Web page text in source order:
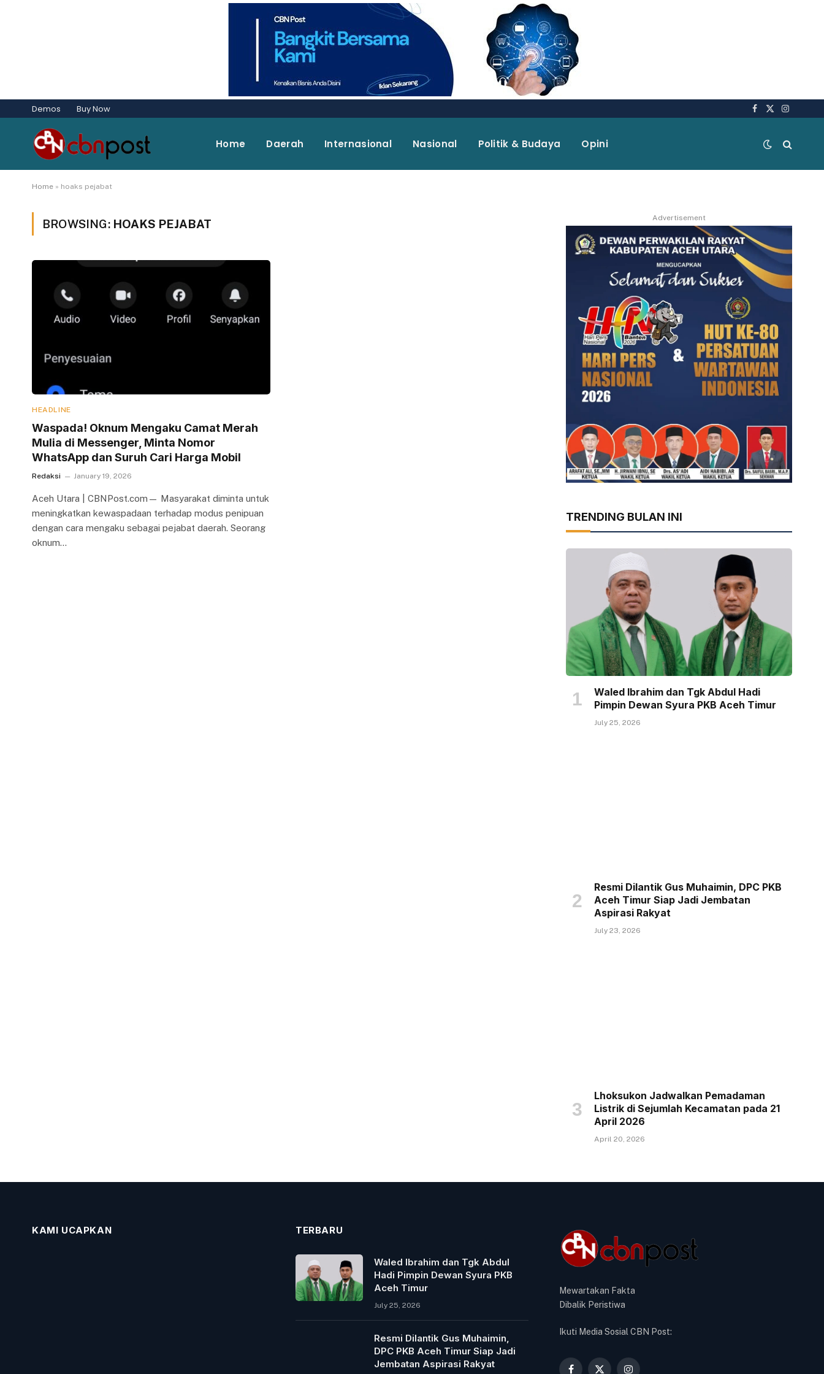
Demos Buy Now Facebook
X
Home Daerah Internasional Nasional Politik & Budaya Opini
Home » hoaks pejabat
BROWSING: HOAKS PEJABAT
HEADLINE
Waspada! Oknum Mengaku Camat Merah
Mulia di Messenger, Minta Nomor
WhatsApp dan Suruh Cari Harga Mobil
Redaksi January 19, 2026
Aceh Utara | CBNPost.com— Masyarakat diminta untuk
meningkatkan kewaspadaan terhadap modus penipuan
dengan cara mengaku sebagai pejabat daerah. Seorang
oknum…
Advertisement
TRENDING BULAN INI
Waled Ibrahim dan Tgk Abdul Hadi
Pimpin Dewan Syura PKB Aceh Timur
July 25, 2026
Resmi Dilantik Gus Muhaimin, DPC PKB
Aceh Timur Siap Jadi Jembatan
Aspirasi Rakyat
July 23, 2026
Lhoksukon Jadwalkan Pemadaman
Listrik di Sejumlah Kecamatan pada 21
April 2026
April 20, 2026
KAMI UCAPKAN TERBARU
Waled Ibrahim dan Tgk Abdul
Hadi Pimpin Dewan Syura PKB
Aceh Timur
July 25, 2026
Resmi Dilantik Gus Muhaimin,
DPC PKB Aceh Timur Siap Jadi
Jembatan Aspirasi Rakyat
Mewartakan Fakta
Dibalik Peristiwa
Ikuti Media Sosial CBN Post: